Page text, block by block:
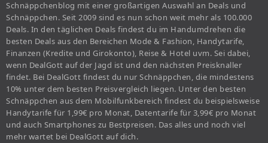
Schnäppchenblog mit einer großartigen Auswahl an Deals und
Schnäppchen. Seit 2009 sind es nun schon weit mehr als 100.000
Deals. In den täglichen Deals findest du im Handumdrehen die
besten Deals aus den Bereichen Mode & Fashion, Handytarife,
Finanzen (Kredite und Girokonto), Reise & Hotel uvm. Sei dabei,
wenn DealGott auf der Jagd ist und den nächsten Preisknaller
findet. Bei DealGott findest du nur Schnäppchen, die mindestens
10% unter dem besten Preisvergleich liegen. Unter den besten
Schnäppchen aus dem Mobilfunkbereich findest du beispielsweise
Handytarife für 1,99€ pro Monat, Datentarife für 3,99€ pro Monat
und auch Smartphones zu Bestpreisen. Das alles und noch viel
mehr wartet bei DealGott auf dich.